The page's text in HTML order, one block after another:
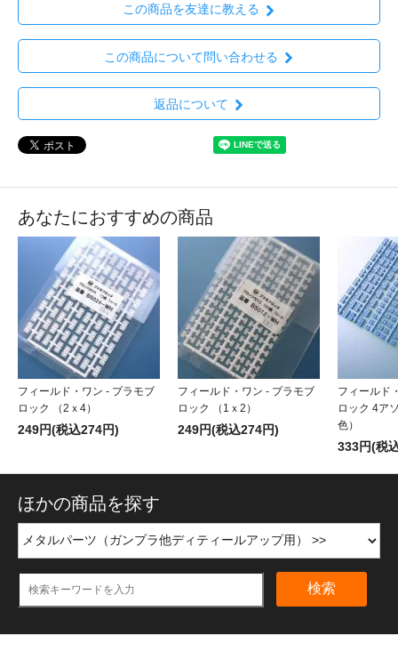
この商品を友達に教える
この商品について問い合わせる
返品について
あなたにおすすめの商品
フィールド・ワン - プラモブ
ロック （2ｘ4）
249円(税込274円)
フィールド・ワン - プラモブ
ロック （1ｘ2）
249円(税込274円)
フィールド
ロック 4ア
色）
333円(税
ほかの商品を探す
検索